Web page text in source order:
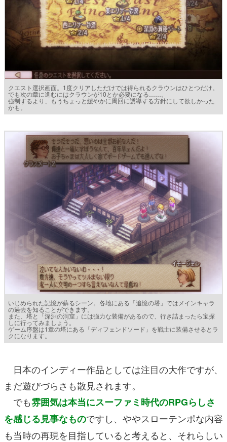
クエスト選択画面。1度クリアしただけでは得られるクラウンはひとつだけ。
でも次の章に進むにはクラウンが10とか必要になる……。
強制するより、もうちょっと緩やかに周回に誘導する方針にして欲しかった
かも。
いじめられた記憶が蘇るシーン。各地にある「追憶の塔」ではメインキャラ
の過去を知ることができます。
また、塔と「深淵の洞窟」には強力な装備があるので、行き詰まったら宝探
しに行ってみましょう。
ゲーム序盤は1章の塔にある「ディフェンドソード」を戦士に装備させるとラ
クになります。
日本のインディー作品としては注目の大作ですが、
まだ遊びづらさも散見されます。
でも雰囲気は本当にスーファミ時代のRPGらしさ
を感じる見事なものですし、ややスローテンポな内容
も当時の再現を目指していると考えると、それらしい